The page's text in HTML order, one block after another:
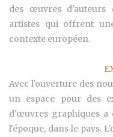
des œuvres d'auteurs
artistes qui offrent
contexte européen.
Avec l'ouverture des
un espace pour des
d'œuvres graphiques a
l'époque, dans le pays.